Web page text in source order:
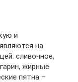
и
на
сливочное,
жирные
пятна –